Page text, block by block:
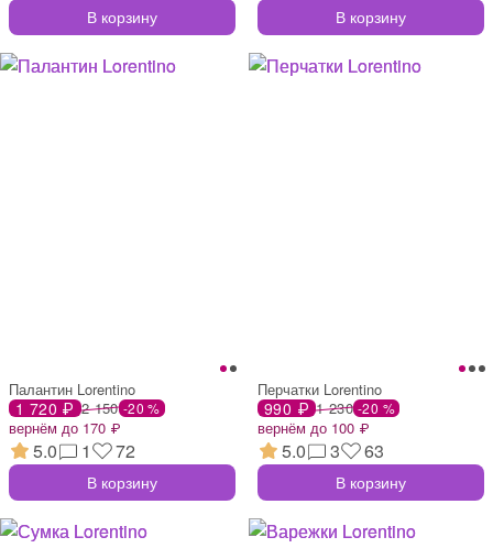
В корзину В корзину
Палантин Lorentino
1 720 ₽ 2 150 -20 %
вернём до 170 ₽
5.0 1 72
В корзину
Перчатки Lorentino
990 ₽ 1 230 -20 %
вернём до 100 ₽
5.0 3 63
В корзину